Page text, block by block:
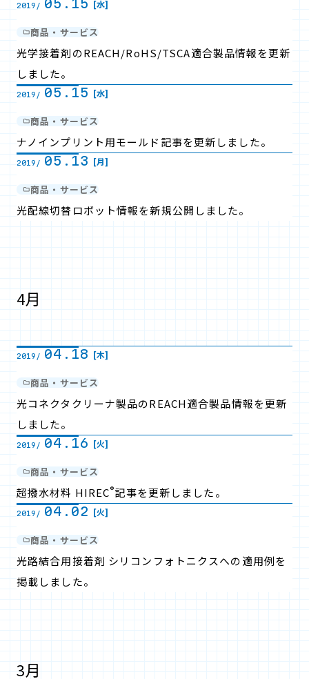
2019/ 05.15 [水]
商品・サービス
光学接着剤のREACH/RoHS/TSCA適合製品情報を更新
しました。
2019/ 05.15 [水]
商品・サービス
ナノインプリント用モールド記事を更新しました。
2019/ 05.13 [月]
商品・サービス
光配線切替ロボット情報を新規公開しました。
4月
2019/ 04.18 [木]
商品・サービス
光コネクタクリーナ製品のREACH適合製品情報を更新
しました。
2019/ 04.16 [火]
商品・サービス
超撥水材料 HIREC®記事を更新しました。
2019/ 04.02 [火]
商品・サービス
光路結合用接着剤 シリコンフォトニクスへの適用例を
掲載しました。
3月